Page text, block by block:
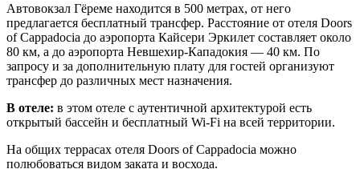
Автовокзал Гёреме находится в 500 метрах, от него
предлагается бесплатный трансфер. Расстояние от отеля Doors
of Cappadocia до аэропорта Кайсери Эркилет составляет около
80 км, а до аэропорта Невшехир-Кападокия — 40 км. По
запросу и за дополнительную плату для гостей организуют
трансфер до различных мест назначения.
В отеле: в этом отеле с аутентичной архитектурой есть
открытый бассейн и бесплатный Wi-Fi на всей территории.
На общих террасах отеля Doors of Cappadocia можно
полюбоваться видом заката и восхода.